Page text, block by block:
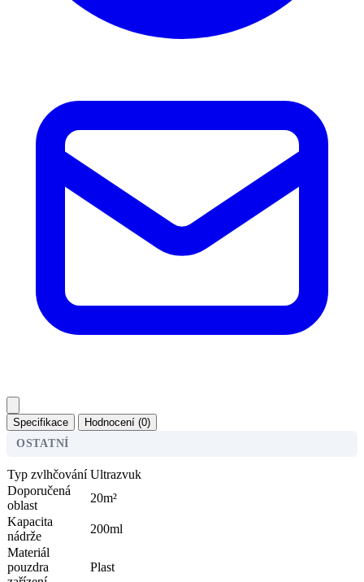
Specifikace
Hodnocení (0)
OSTATNÍ
Typ zvlhčování Ultrazvuk
Doporučená
oblast
20m²
Kapacita
nádrže
200ml
Materiál
pouzdra
Plast